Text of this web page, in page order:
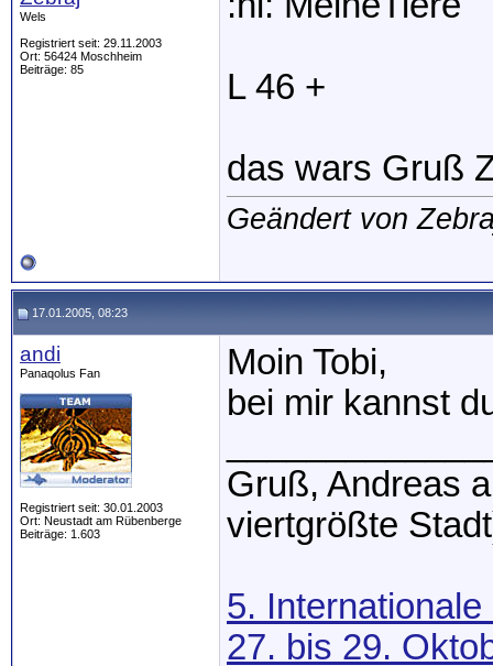
Wels
Registriert seit: 29.11.2003
Ort: 56424 Moschheim
Beiträge: 85
L 46 +
das wars Gruß
Geändert von
17.01.2005, 08:23
andi
Panaqolus Fan
Registriert seit: 30.01.2003
Ort: Neustadt am Rübenberge
Beiträge: 1.603
Moin Tobi,
bei mir kannst
Gruß, Andreas
viertgrößte
5. Internationale
27. bis 29.